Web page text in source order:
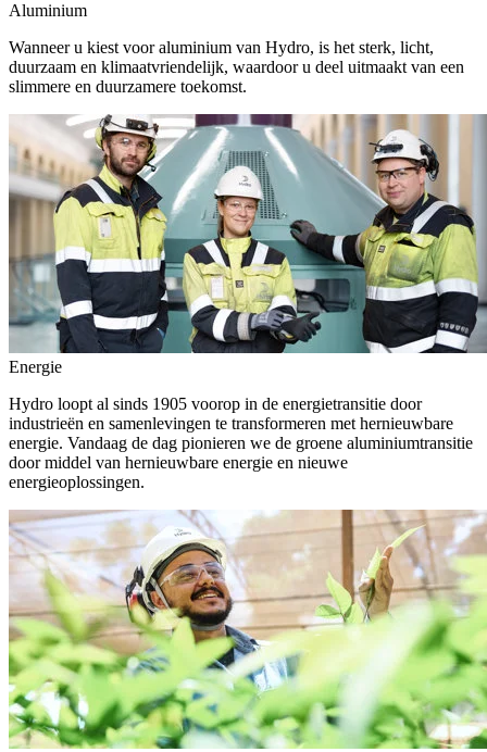
Aluminium
Wanneer u kiest voor aluminium van Hydro, is het sterk, licht,
duurzaam en klimaatvriendelijk, waardoor u deel uitmaakt van een
slimmere en duurzamere toekomst.
Energie
Hydro loopt al sinds 1905 voorop in de energietransitie door
industrieën en samenlevingen te transformeren met hernieuwbare
energie. Vandaag de dag pionieren we de groene aluminiumtransitie
door middel van hernieuwbare energie en nieuwe
energieoplossingen.